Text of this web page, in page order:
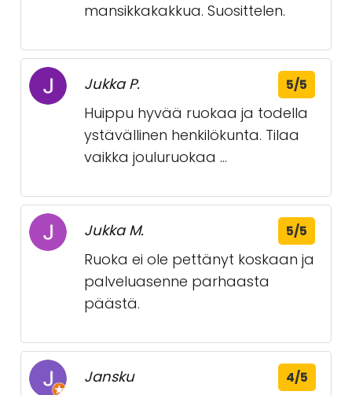
mansikkakakkua. Suosittelen.
Jukka P. 5/5
Huippu hyvää ruokaa ja todella
ystävällinen henkilökunta. Tilaa
vaikka jouluruokaa ...
Jukka M. 5/5
Ruoka ei ole pettänyt koskaan ja
palveluasenne parhaasta
päästä.
Jansku 4/5